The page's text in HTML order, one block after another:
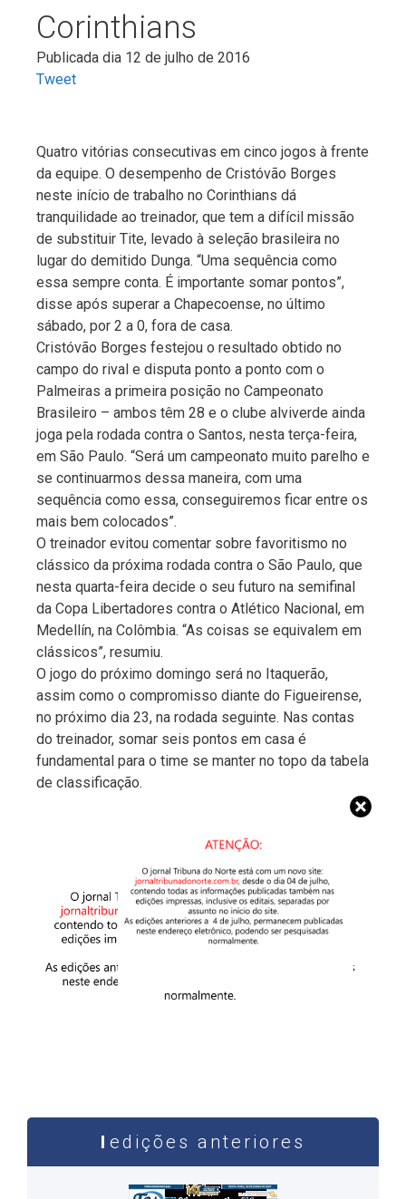
Corinthians
Publicada dia 12 de julho de 2016
Tweet
Quatro vitórias consecutivas em cinco jogos à frente
da equipe. O desempenho de Cristóvão Borges
neste início de trabalho no Corinthians dá
tranquilidade ao treinador, que tem a difícil missão
de substituir Tite, levado à seleção brasileira no
lugar do demitido Dunga. “Uma sequência como
essa sempre conta. É importante somar pontos”,
disse após superar a Chapecoense, no último
sábado, por 2 a 0, fora de casa.
Cristóvão Borges festejou o resultado obtido no
campo do rival e disputa ponto a ponto com o
Palmeiras a primeira posição no Campeonato
Brasileiro – ambos têm 28 e o clube alviverde ainda
joga pela rodada contra o Santos, nesta terça-feira,
em São Paulo. “Será um campeonato muito parelho e
se continuarmos dessa maneira, com uma
sequência como essa, conseguiremos ficar entre os
mais bem colocados”.
O treinador evitou comentar sobre favoritismo no
clássico da próxima rodada contra o São Paulo, que
nesta quarta-feira decide o seu futuro na semifinal
da Copa Libertadores contra o Atlético Nacional, em
Medellín, na Colômbia. “As coisas se equivalem em
clássicos”, resumiu.
O jogo do próximo domingo será no Itaquerão,
assim como o compromisso diante do Figueirense,
no próximo dia 23, na rodada seguinte. Nas contas
do treinador, somar seis pontos em casa é
fundamental para o time se manter no topo da tabela
de classificação.
edições anteriores